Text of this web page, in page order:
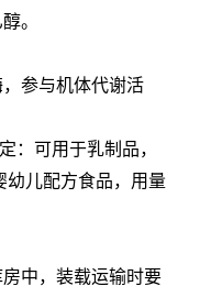
。
参与机体代谢活
：可用于乳制品，
幼儿配方食品，用量
中，装载运输时要